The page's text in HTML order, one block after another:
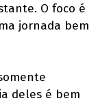
O foco é
jornada bem
deles é bem